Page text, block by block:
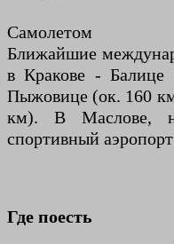
Самолетом
Ближайшие
в Кракове -
Пыжовице (ок. 160
км). В Маслове,
спортивный
Где поесть